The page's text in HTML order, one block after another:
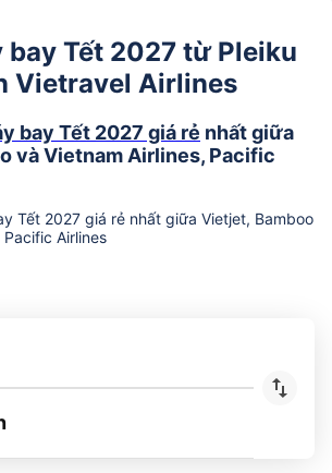
bay Tết 2027 từ Pleiku
Vietravel Airlines
bay Tết 2027 giá rẻ nhất giữa
và Vietnam Airlines, Pacific
Tết 2027 giá rẻ nhất giữa Vietjet, Bamboo
Airlines